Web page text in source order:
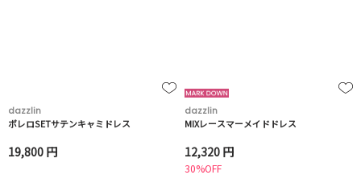
dazzlin
ボレロSETサテンキャミドレス
19,800 円
dazzlin
MIXレースマーメイドドレス
12,320 円
30%OFF